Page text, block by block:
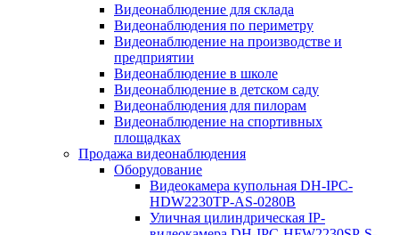
Видеонаблюдение для склада
Видеонаблюдения по периметру
Видеонаблюдение на производстве и
предприятии
Видеонаблюдение в школе
Видеонаблюдение в детском саду
Видеонаблюдения для пилорам
Видеонаблюдение на спортивных
площадках
Продажа видеонаблюдения
Оборудование
Видеокамера купольная DH-IPC-
HDW2230TP-AS-0280B
Уличная цилиндрическая IP-